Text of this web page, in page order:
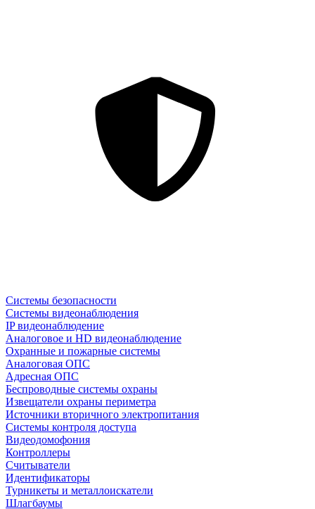
Системы безопасности
Системы видеонаблюдения
IP видеонаблюдение
Аналоговое и HD видеонаблюдение
Охранные и пожарные системы
Аналоговая ОПС
Адресная ОПС
Беспроводные системы охраны
Извещатели охраны периметра
Источники вторичного электропитания
Системы контроля доступа
Видеодомофония
Контроллеры
Считыватели
Идентификаторы
Турникеты и металлоискатели
Шлагбаумы